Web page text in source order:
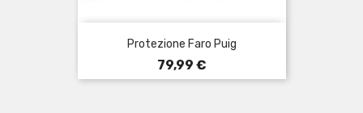
Protezione Faro Puig
Prezzo
79,99 €